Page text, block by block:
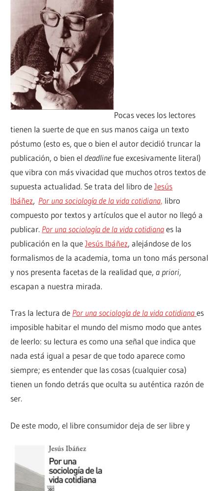
Pocas veces los lectores
tienen la suerte de que en sus manos caiga un texto
póstumo (esto es, que o bien el autor decidió truncar la
publicación, o bien eldeadlinefue excesivamente literal)
que vibra con más vivacidad que muchos otros textos de
supuesta actualidad. Se trata del libro deJesús
Ibáñez, Por una sociología de la vida cotidiana, libro
compuesto por textos y artículos que el autor no llegó a
publicar. Por una sociología de la vida cotidianaes la
publicación en la queJesús Ibáñez, alejándose de los
formalismos de la academia, toma un tono más personal
y nos presenta facetas de la realidad que, a priori,
escapan a nuestra mirada.
Tras la lectura de Por una sociología de la vida cotidiana es
imposible habitar el mundo del mismo modo que antes
de leerlo: su lectura es como una señal que indica que
nada está igual a pesar de que todo aparece como
siempre; es entender que las cosas (cualquier cosa)
tienen un fondo detrás que oculta su auténtica razón de
ser.
De este modo, el libre consumidor deja de ser libre y